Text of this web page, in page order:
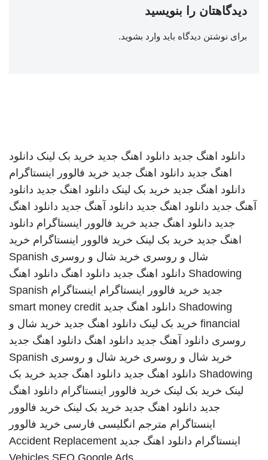
دیدگاهتان را بنویسید
برای نوشتن دیدگاه باید وارد بشوید.
دانلود اهنگ جدید دانلود اهنگ جدید خرید بک لینک دانلود
اهنگ جدید دانلود اهنگ جدید خرید فالوور اینستاگرام
دانلود اهنگ جدید خرید بک لینک دانلود اهنگ جدید دانلود
آهنگ جدید دانلود اهنگ جدید دانلود آهنگ جدید دانلود اهنگ
جدید دانلود اهنگ جدید خرید فالوور اینستاگرام دانلود
اهنگ جدید خرید بک لینک خرید فالوور اینستاگرام خرید
شال و روسری خرید شال و روسری Spanish
Shadowing دانلود اهنگ جدید دانلود اهنگ دانلود اهنگ
جدید خرید فالوور اینستاگرام اینستاگرام Spanish
Shadowing دانلود اهنگ جدید smart money credit
financial خرید بک لینک دانلود اهنگ جدید خرید شال و
روسری دانلود آهنگ جدید دانلود اهنگ دانلود اهنگ جدید
خرید شال و روسری خرید شال و روسری Spanish
Shadowing دانلود اهنگ جدید دانلود اهنگ جدید خرید بک
لینک خرید بک لینک خرید فالوور اینستاگرام دانلود اهنگ
جدید دانلود اهنگ جدید خرید بک لینک خرید فالوور
اینستاگرام مترجم انگلیسی فارسی خرید فالوور
اینستاگرام دانلود اهنگ جدید Accident Replacement
Vehicles SEO Google Ads